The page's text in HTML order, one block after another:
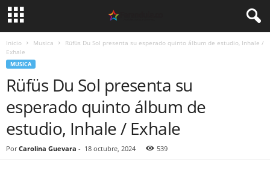
Inicio Musica
Rüfüs Du Sol presenta su esperado quinto álbum de estudio, Inhale /
Exhale
MUSICA
Rüfüs Du Sol presenta su
esperado quinto álbum de
estudio, Inhale / Exhale
Por Carolina Guevara - 18 octubre, 2024 539